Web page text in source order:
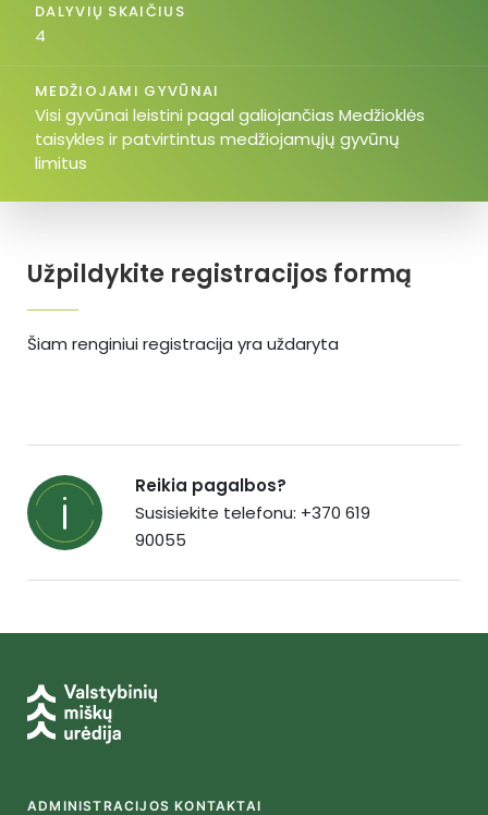
Užpildykite registracijos formą
Šiam renginiui registracija yra uždaryta
DALYVIŲ SKAIČIUS
4
MEDŽIOJAMI GYVŪNAI
Visi gyvūnai leistini pagal galiojančias Medžioklės
taisykles ir patvirtintus medžiojamųjų gyvūnų
limitus
Reikia pagalbos?
Susisiekite telefonu: +370 619
90055
ADMINISTRACIJOS KONTAKTAI